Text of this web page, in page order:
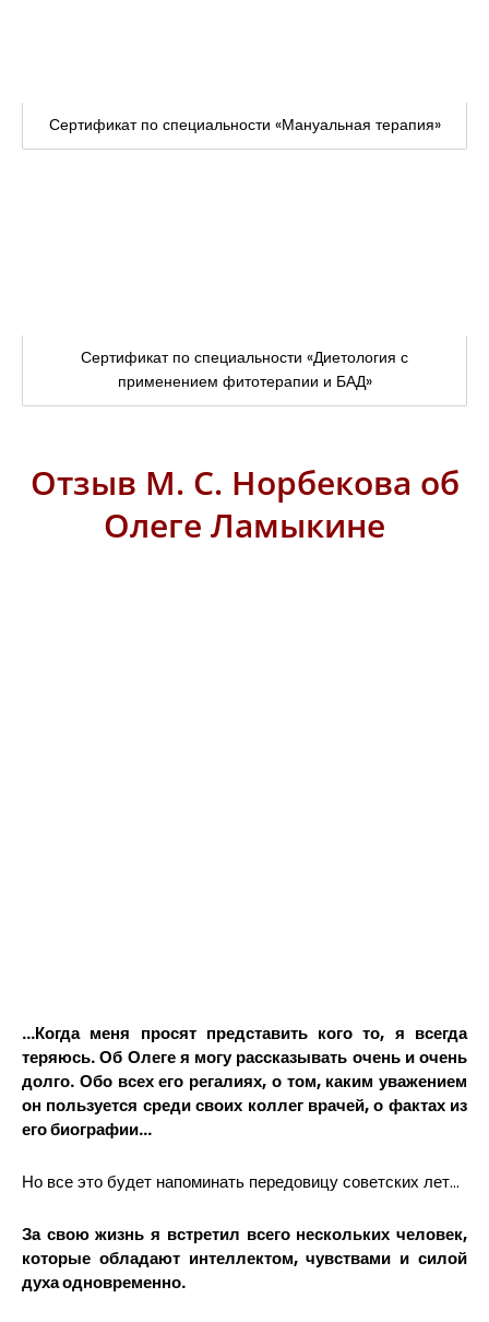
Сертификат по специальности «Мануальная терапия»
Сертификат по специальности «Диетология с
применением фитотерапии и БАД»
Отзыв М. С. Норбекова об
Олеге Ламыкине
…Когда меня просят представить кого то, я всегда
теряюсь. Об Олеге я могу рассказывать очень и очень
долго. Обо всех его регалиях, о том, каким уважением
он пользуется среди своих коллег врачей, о фактах из
его биографии…
Но все это будет напоминать передовицу советских лет…
За свою жизнь я встретил всего нескольких человек,
которые обладают интеллектом, чувствами и силой
духа одновременно.